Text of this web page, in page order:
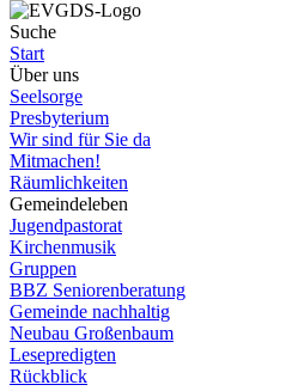
Suche
Start
Über uns
Seelsorge
Presbyterium
Wir sind für Sie da
Mitmachen!
Räumlichkeiten
Gemeindeleben
Jugendpastorat
Kirchenmusik
Gruppen
BBZ Seniorenberatung
Gemeinde nachhaltig
Neubau Großenbaum
Lesepredigten
Rückblick